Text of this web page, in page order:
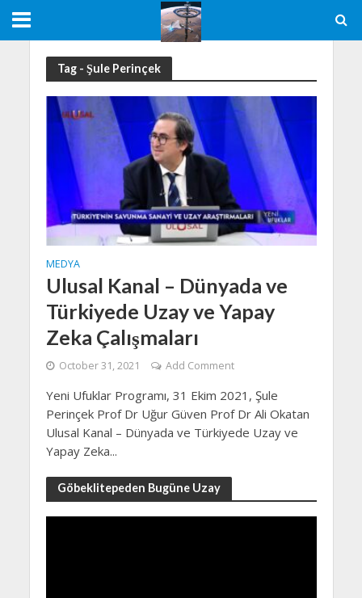
Tag - Şule Perinçek
MEDYA
Ulusal Kanal – Dünyada ve
Türkiyede Uzay ve Yapay
Zeka Çalışmaları
October 31, 2021 Add Comment
Yeni Ufuklar Programı, 31 Ekim 2021, Şule
Perinçek Prof Dr Uğur Güven Prof Dr Ali Okatan
Ulusal Kanal – Dünyada ve Türkiyede Uzay ve
Yapay Zeka...
Göbeklitepeden Bugüne Uzay